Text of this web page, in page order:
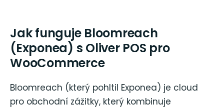
Jak funguje Bloomreach
(Exponea) s Oliver POS pro
WooCommerce
Bloomreach (který pohltil Exponea) je cloud
pro obchodní zážitky, který kombinuje